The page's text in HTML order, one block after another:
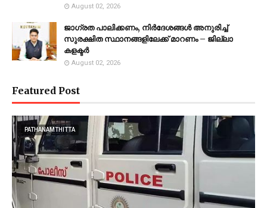
August 02, 2026
ജാഗ്രത പാലിക്കണം, നിര്‍ദേശങ്ങള്‍ അനുരിച്ച്
സുരക്ഷിത സ്ഥാനങ്ങളിലേക്ക് മാറണം – ജില്ലാ
കളക്ടർ
August 02, 2026
Featured Post
PATHANAMTHITTA